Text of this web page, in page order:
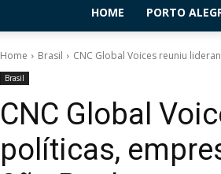
HOME PORTO
Home Brasil CNC Global Voices reuniu
Brasil
CNC Global
políticas,